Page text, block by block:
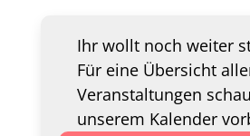
Ihr wollt noch weiter
Für eine Übersicht
Veranstaltungen
unserem Kalender